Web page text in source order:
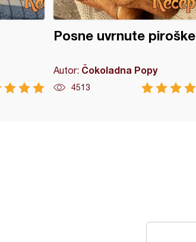
Posne uvrnute piroške
Autor: Čokoladna Popy
4513